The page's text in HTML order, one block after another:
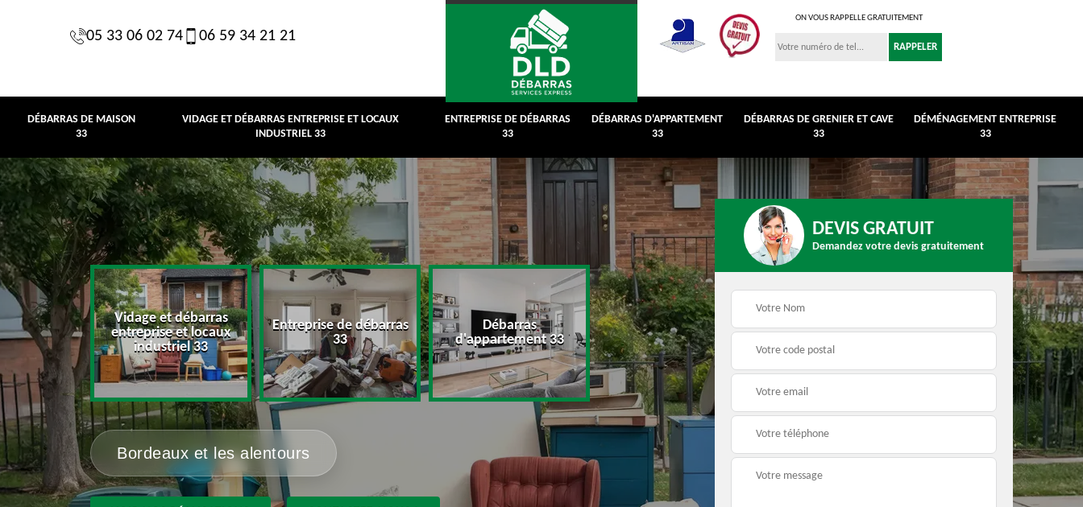
05 33 06 02 74 06 59 34 21 21
ON VOUS RAPPELLE GRATUITEMENT
DÉBARRAS DE MAISON
33
VIDAGE ET DÉBARRAS ENTREPRISE ET LOCAUX
INDUSTRIEL 33
ENTREPRISE DE DÉBARRAS
33
DÉBARRAS D'APPARTEMENT
33
DÉBARRAS DE GRENIER ET CAVE
33
DÉMÉNAGEMENT ENTREPRISE
33
maison 33
Vidage et débarras
entreprise et locaux
industriel 33
Entreprise de débarras
33
Débarras
d'appartement 33
Débarras de grenier et
cave 33
Déménagement
Débarras de maison
Bordeaux et les alentours
DEVIS GRATUIT
Demandez votre devis gratuitement